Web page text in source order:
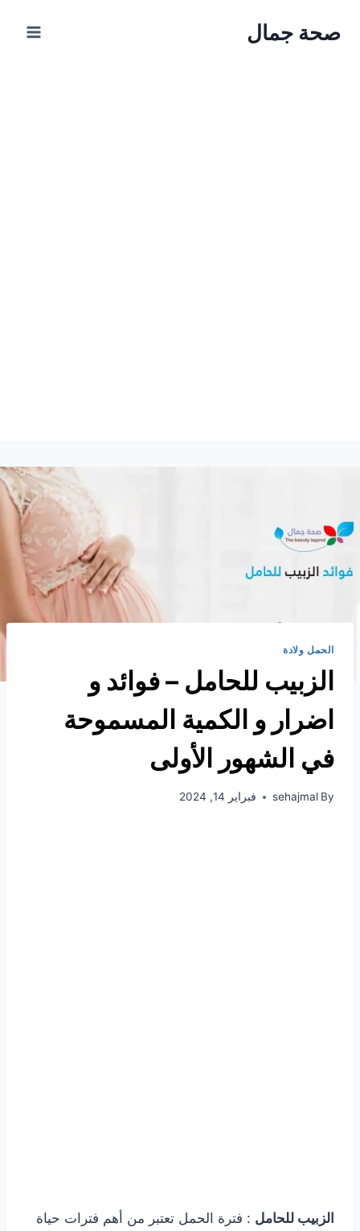
صحة جمال
الحمل ولادة
الزبيب للحامل – فوائد و
اضرار و الكمية المسموحة
في الشهور الأولى
By
sehajmal فبراير 14, 2024
الزبيب للحامل : فترة الحمل تعتبر من أهم فترات حياة